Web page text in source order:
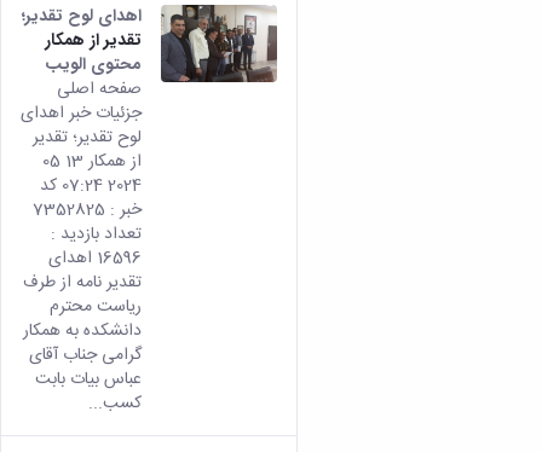
اهدای لوح تقدیر؛
تقدیر از همکار
محتوى الويب
هذه
من
صفحه اصلی
جزئیات خبر اهدای
لوح تقدیر؛ تقدیر
از همکار 13 05
2024 07:24 کد
خبر : 7352825
تعداد بازدید :
16596 اهدای
تقدیر نامه از طرف
ریاست محترم
دانشکده به همکار
گرامی جناب آقای
عباس بیات بابت
کسب...